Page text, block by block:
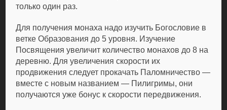
только один раз.
Для получения монаха надо изучить Богословие в
ветке Образования до 5 уровня. Изучение
Посвящения увеличит количество монахов до 8 на
деревню. Для увеличения скорости их
продвижения следует прокачать Паломничество —
вместе с новым названием — Пилигримы, они
получаются уже бонус к скорости передвижения.